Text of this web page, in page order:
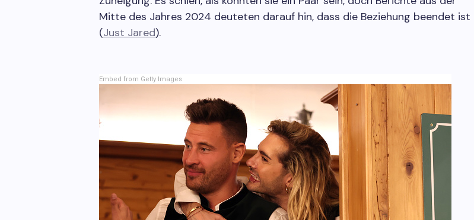
Mitte des Jahres 2024 deuteten darauf hin, dass die Beziehung beendet ist
(Just Jared).
Embed from Getty Images